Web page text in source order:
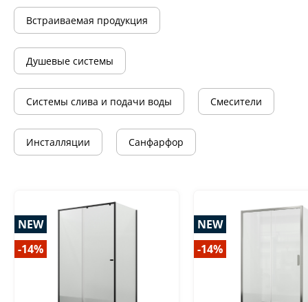
Встраиваемая продукция
Душевые системы
Системы слива и подачи воды Смесители
Инсталляции Санфарфор
NEW
-14%
NEW
-14%